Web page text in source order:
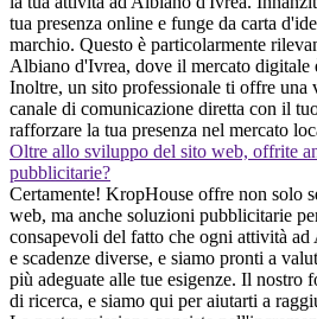
tua presenza online e funge da carta
marchio. Questo è particolarmente
Albiano d'Ivrea, dove il mercato digitale
Inoltre, un sito professionale ti offre una
canale di comunicazione diretta con il
rafforzare la tua presenza nel mercato
Oltre allo sviluppo del sito web, offrite
pubblicitarie?
Certamente! KropHouse offre non solo
web, ma anche soluzioni pubblicitarie
consapevoli del fatto che ogni attività
e scadenze diverse, e siamo pronti a
più adeguate alle tue esigenze. Il nostro
di ricerca, e siamo qui per aiutarti a